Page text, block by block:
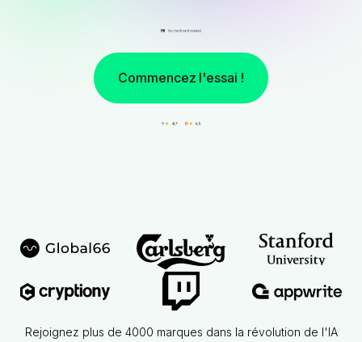
Commencez l'essai !
Rejoignez plus de 4000 marques dans la révolution de l'IA